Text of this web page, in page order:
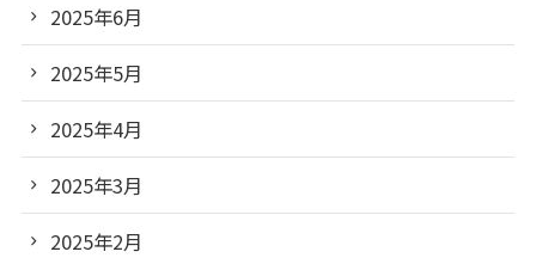
2025年6月
2025年5月
2025年4月
2025年3月
2025年2月